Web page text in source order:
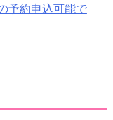
予約申込可能で